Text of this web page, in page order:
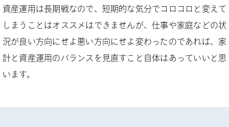
資産運用は長期戦なので、短期的な気分でコロコロと変えて
しまうことはオススメはできませんが、仕事や家庭などの状
況が良い方向にせよ悪い方向にせよ変わったのであれば、家
計と資産運用のバランスを見直すこと自体はあっていいと思
います。